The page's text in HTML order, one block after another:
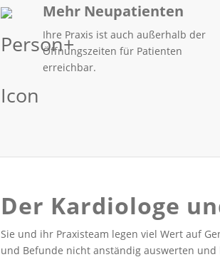
Mehr Neupatienten
Ihre Praxis ist auch außerhalb der
Öffnungszeiten für Patienten
erreichbar.
Der Kardiologe
Sie und ihr Praxisteam legen viel Wert auf
und Befunde nicht anständig auswerten